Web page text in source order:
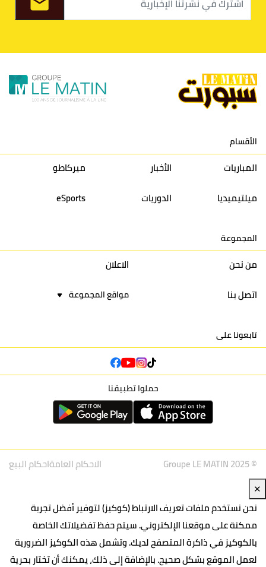
9 الكوكب المراكشي 30
27
26
36
10 النادي المكناسي 30
24
33
36
11 نادي النهضة زمامرة 30
28
37
33
13 إتحاد تواركة 30
32
40
31
16 نادي أولمبيك آسفي 30
24
42
22
الأقسام
المباريات الأخبار
ميركاطو
ميلتيميديا
الدوريات eSports
المجموعة
من نحن
الاعلان
اتصل بنا
مواقع المجموعة
تابعونا على
حملوا تطبيقنا
© Groupe LE MATIN 2025 الاحكام العامةاحكام البيع
✕
نحن نستخدم ملفات تعريف الارتباط (كوكيز) لتوفير أفضل تجربة
ممكنة على موقعنا الإلكتروني. سيتم حفظ تفضيلاتك الخاصة
بالكوكيز في ذاكرة المتصفح لديك. وتشمل هذه الكوكيز الضرورية
لعمل الموقع بشكل صحيح. بالإضافة إلى ذلك، يمكنك أن تختار بحرية